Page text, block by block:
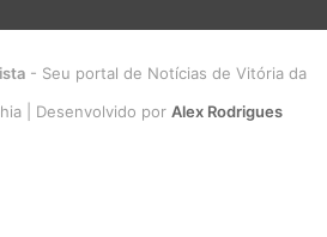
- Seu portal de Notícias de Vitória da
| Desenvolvido por Alex Rodrigues